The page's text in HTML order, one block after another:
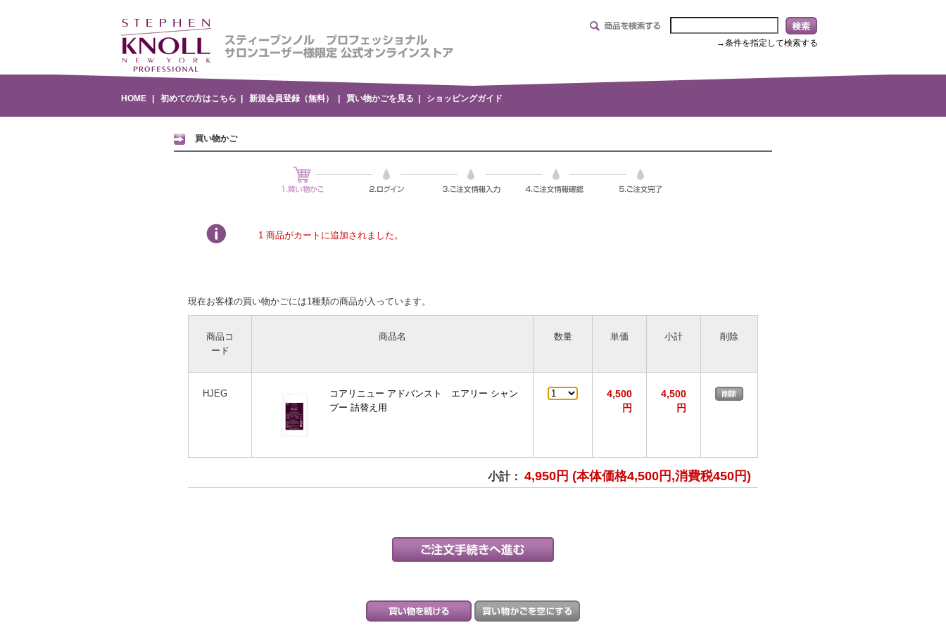
→条件を指定して検索する
HOME 初めての方はこちら 新規会員登録（無料） 買い物かごを見る ショッピングガイド
買い物かご
1 商品がカートに追加されました。
現在お客様の買い物かごには1種類の商品が入っています。
商品コ
ード
商品名 数量 単価 小計 削除
HJEG
コアリニュー アドバンスト エアリー シャン
プー 詰替え用
4,500
円
4,500
円
小計： 4,950円 (本体価格4,500円,消費税450円)